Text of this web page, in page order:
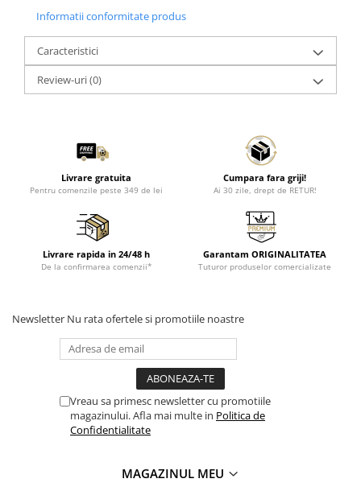
Informatii conformitate produs
Caracteristici
Review-uri(0)
Livrare gratuita
Pentru comenzile peste 349 de lei
Cumpara fara griji!
Ai 30 zile, drept de RETUR!
Livrare rapida in 24/48 h
De la confirmarea comenzii*
Garantam ORIGINALITATEA
Tuturor produselor comercializate
Newsletter Nu rata ofertele si promotiile noastre
Vreau sa primesc newsletter cu promotiile
magazinului. Afla mai multe in Politica de
Confidentialitate
MAGAZINUL MEU